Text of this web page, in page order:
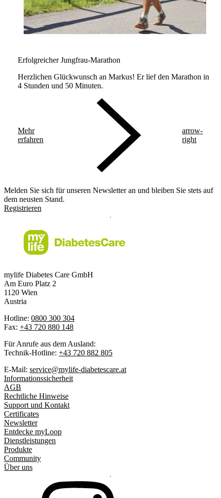
Erfolgreicher Jungfrau-Marathon
Herzlichen Glückwunsch an Markus! Er lief den Marathon in
4 Stunden und 50 Minuten.
Mehr
erfahren
arrow-
right
Melden Sie sich für unseren Newsletter an und bleiben Sie stets auf
dem neusten Stand.
Registrieren
mylife Diabetes Care GmbH
Am Euro Platz 2
1120 Wien
Austria
Hotline: 0800 300 304
Fax: +43 720 880 148
Für Anrufe aus dem Ausland:
Technik-Hotline: +43 720 882 805
E-Mail: service@mylife-diabetescare.at
Informationssicherheit
AGB
Rechtliche Hinweise
Support und Kontakt
Certificates
Newsletter
Entdecke myLoop
Dienstleistungen
Produkte
Community
Über uns